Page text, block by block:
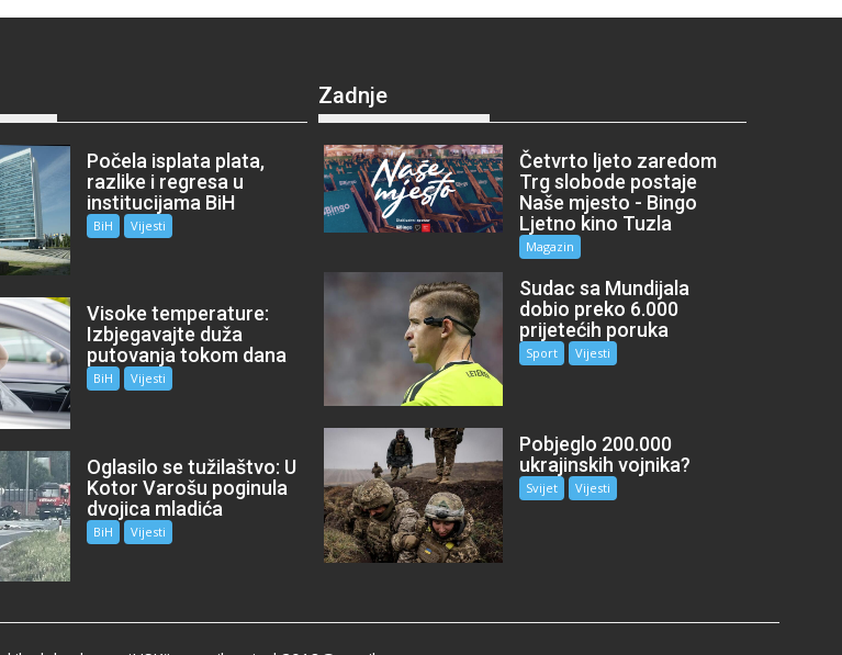
Počela isplata plata,
razlike i regresa u
institucijama BiH
BiH Vijesti
Visoke temperature:
Izbjegavajte duža
putovanja tokom dana
BiH Vijesti
Oglasilo se tužilaštvo: U
Kotor Varošu poginula
dvojica mladića
BiH Vijesti
Zadnje
Četvrto ljeto zaredom
Trg slobode postaje
Naše mjesto - Bingo
Ljetno kino Tuzla
Magazin
Sudac sa Mundijala
dobio preko 6.000
prijetećih poruka
Sport Vijesti
Pobjeglo 200.000
ukrajinskih vojnika?
Svijet Vijesti